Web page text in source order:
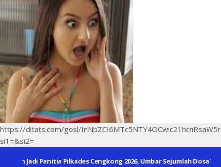
https://ditats.com/gosl/
si1=&si2=
Jadi Panitia Pilkades Cengkong 2026, Umbar Sejumlah Dosa Yang